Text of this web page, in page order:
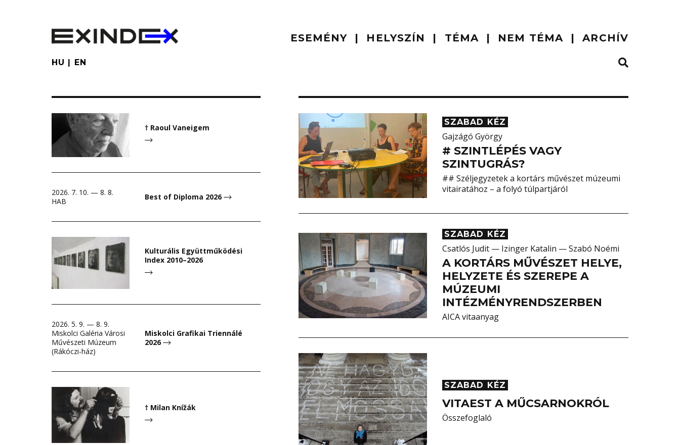
ESEMÉNY HELYSZÍN TÉMA NEM TÉMA ARCHÍV
HU EN
† Raoul Vaneigem
2026. 7. 10. — 8. 8.
HAB
Best of Diploma 2026
Kulturális Együttműködési
Index 2010–2026
2026. 5. 9. — 8. 9.
Miskolci Galéria Városi
Művészeti Múzeum
(Rákóczi-ház)
Miskolci Grafikai Triennálé
2026
† Milan Knížák
SZABAD KÉZ
Gajzágó György
# SZINTLÉPÉS VAGY
SZINTUGRÁS?
## Széljegyzetek a kortárs művészet múzeumi
vitairatához – a folyó túlpartjáról
SZABAD KÉZ
Csatlós Judit — Izinger Katalin — Szabó Noémi
A KORTÁRS MŰVÉSZET HELYE,
HELYZETE ÉS SZEREPE A
MÚZEUMI
INTÉZMÉNYRENDSZERBEN
AICA vitaanyag
SZABAD KÉZ
VITAEST A MŰCSARNOKRÓL
Összefoglaló